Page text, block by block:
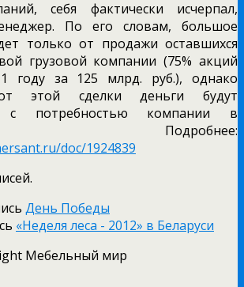
себя фактически исчерпал,
По его словам, большое
только от продажи оставшихся
грузовой компании (75% акций
году за 125 млрд. руб.), однако
этой сделки деньги будут
с потребностью компании в
Подробнее:
doc/1924839
День Победы
«Неделя леса - 2012» в Беларуси
Мебельный мир